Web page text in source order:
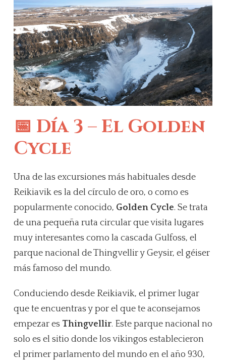
📅 Día 3 – El Golden
Cycle
Una de las excursiones más habituales desde
Reikiavik es la del círculo de oro, o como es
popularmente conocido, Golden Cycle. Se trata
de una pequeña ruta circular que visita lugares
muy interesantes como la cascada Gulfoss, el
parque nacional de Thingvellir y Geysir, el géiser
más famoso del mundo.
Conduciendo desde Reikiavik, el primer lugar
que te encuentras y por el que te aconsejamos
empezar es Thingvellir. Este parque nacional no
solo es el sitio donde los vikingos establecieron
el primer parlamento del mundo en el año 930,